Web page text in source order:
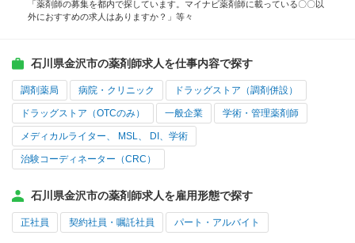
「薬剤師の募集を都内で探しています。マイナビ薬剤師に載っている〇〇以
外におすすめの求人はありますか？」等々
石川県金沢市の薬剤師求人を仕事内容で探す
調剤薬局 病院・クリニック ドラッグストア（調剤併設）
ドラッグストア（OTCのみ） 一般企業 学術・管理薬剤師
メディカルライター、 MSL、 DI、学術
治験コーディネーター（CRC）
石川県金沢市の薬剤師求人を雇用形態で探す
正社員 契約社員・嘱託社員 パート・アルバイト